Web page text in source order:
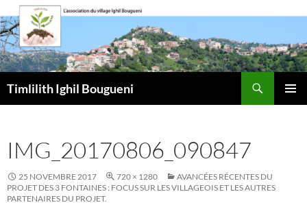
Aller
au
contenu
Timlilith Ighil Bougueni
IMG_20170806_090847
25 NOVEMBRE 2017 720 × 1280
AVANCÉES RÉCENTES DU
PROJET DES 3 FONTAINES : FOCUS SUR LES VILLAGEOIS ET LES AUTRES
PARTENAIRES DU PROJET.